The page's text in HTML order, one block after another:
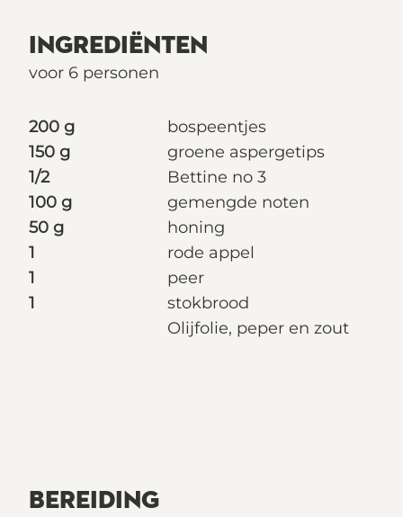
INGREDIËNTEN
voor 6 personen
200 g
bospeentjes
150 g
groene aspergetips
1/2
Bettine no 3
100 g
gemengde noten
50 g
honing
1
rode appel
1
peer
1
stokbrood
Olijfolie, peper en zout
BEREIDING